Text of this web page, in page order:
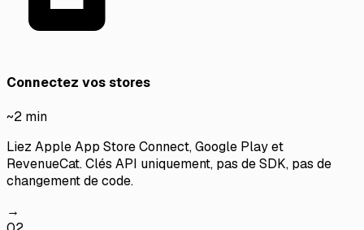
Connectez vos stores
~2 min
Liez Apple App Store Connect, Google Play et
RevenueCat. Clés API uniquement, pas de SDK, pas de
changement de code.
→